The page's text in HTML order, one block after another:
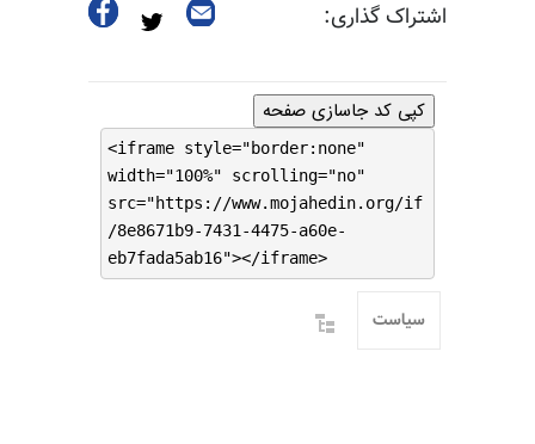
اشتراک گذاری:
کپی کد جاسازی صفحه
<iframe style="border:none"
width="100%" scrolling="no"
src="https://www.mojahedin.org/if
/8e8671b9-7431-4475-a60e-
eb7fada5ab16"></iframe>
سیاست